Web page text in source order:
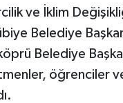
ve İklim
Belediye
Belediye
öğrenciler